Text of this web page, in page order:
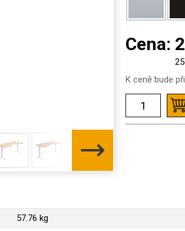
Cena:
K ceně bude
57.76 kg